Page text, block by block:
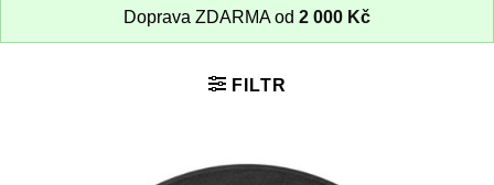
Doprava ZDARMA od 2 000 Kč
FILTR